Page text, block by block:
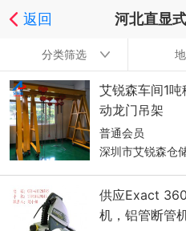
返回 河北直显
分类筛选
艾锐森车间1
动龙门吊架
普通会员
深圳市艾锐森仓
供应Exact
机，铝管断管